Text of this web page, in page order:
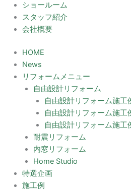
ショールーム
スタッフ紹介
会社概要
HOME
News
リフォームメニュー
自由設計リフォーム
自由設計リフォーム施工
自由設計リフォーム施工
自由設計リフォーム施工
耐震リフォーム
内窓リフォーム
Home Studio
特選企画
施工例